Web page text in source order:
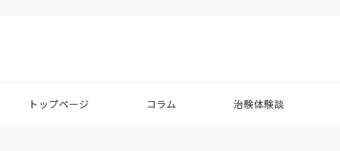
トップページ コラム 治験体験談